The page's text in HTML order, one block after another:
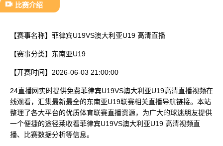
比赛介绍
【赛事名称】 菲律宾U19VS澳大利亚U19 高清直播
【赛事分类】 东南亚U19
【开赛时间】 2026-06-03 21:00:00
24直播网实时提供免费菲律宾U19VS澳大利亚U19高清直播视频在
线观看，汇集最新最全的东南亚U19联赛相关直播导航链接。本站
整理了各大平台的优质体育联赛直播资源，为广大的球迷朋友提供
一个便捷的途径莱收看菲律宾U19VS澳大利亚U19 高清视频直
播、比赛数据分析等信息。